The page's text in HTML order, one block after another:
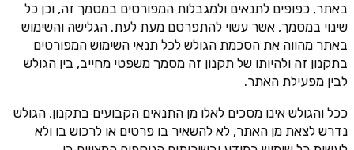
באתר, כפופים לתנאים ולמגבלות המפורטים במסמך זה, וכן כל
שינוי במסמך, אשר עשוי להתפרסם מעת לעת. הגלישה והשימוש
באתר מהווה את הסכמת הגולש לכל תנאי השימוש המפורטים
בתקנון זה ולהיותו של תקנון זה מסמך משפטי מחייב, בין הגולש
לבין מפעילת האתר.
ככל והגולש אינו מסכים לאלו מן התנאים הקבועים בתקנון, הגולש
נדרש לצאת מן האתר, לא להשאיר בו פרטים או לרכוש בו ולא